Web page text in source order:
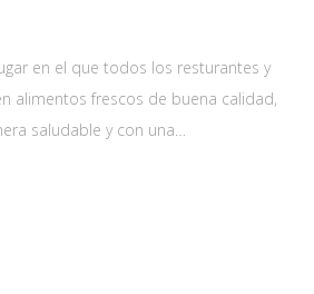
en el que todos los resturantes y
alimentos frescos de buena calidad,
saludable y con una…